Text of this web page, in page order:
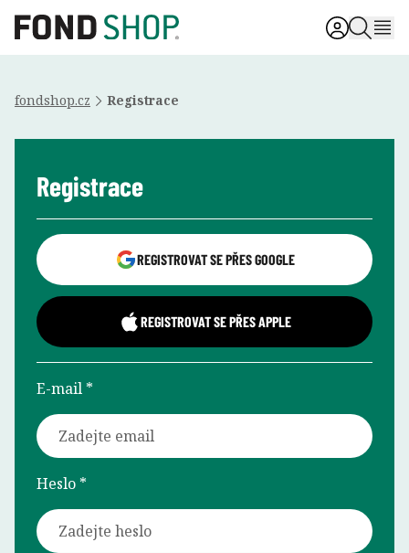
fondshop.cz Registrace
Registrace
REGISTROVAT SE PŘES GOOGLE
REGISTROVAT SE PŘES APPLE
E-mail *
Heslo *